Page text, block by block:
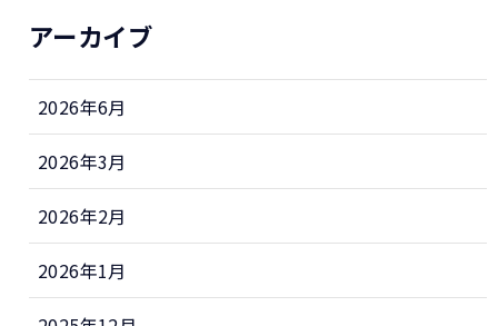
アーカイブ
2026年6月
2026年3月
2026年2月
2026年1月